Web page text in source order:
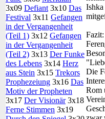
3x09 Defiant 3x10 Das
Festival 3x11 Gefangen
in der Vergangenheit
(Teil 1) 3x12 Gefangen
in der Vergangenheit
(Teil 2) 3x13 Der Funke
des Lebens 3x14 Herz
aus Stein 3x15 Trekors
Prophezeiung 3x16 Das
Motiv der Propheten
3x17 Der Visionär3x18
Ferne Stimmen 3x19
Fazit:
Die
Rom